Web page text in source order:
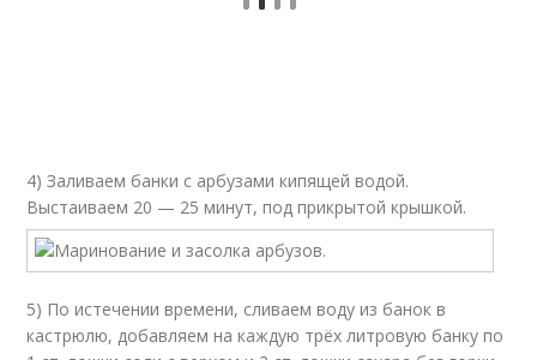
4) Заливаем банки с арбузами кипящей водой.
Выстаиваем 20 — 25 минут, под прикрытой крышкой.
5) По истечении времени, сливаем воду из банок в
кастрюлю, добавляем на каждую трёх литровую банку по